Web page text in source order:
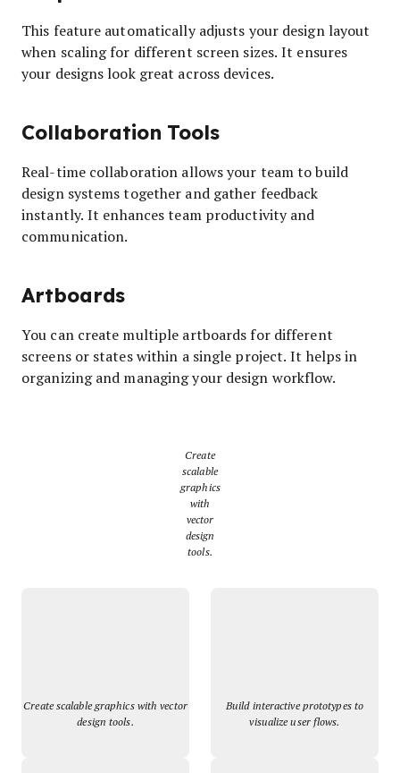
This feature automatically adjusts your design layout
when scaling for different screen sizes. It ensures
your designs look great across devices.
Collaboration Tools
Real-time collaboration allows your team to build
design systems together and gather feedback
instantly. It enhances team productivity and
communication.
Artboards
You can create multiple artboards for different
screens or states within a single project. It helps in
organizing and managing your design workflow.
Create
scalable
graphics
with
vector
design
tools.
Create scalable graphics with vector
design tools.
Build interactive prototypes to
visualize user flows.